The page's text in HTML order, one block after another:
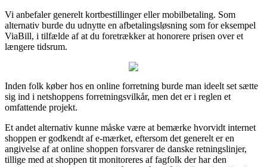
Vi anbefaler generelt kortbestillinger eller mobilbetaling. Som
alternativ burde du udnytte en afbetalingsløsning som for eksempel
ViaBill, i tilfælde af at du foretrækker at honorere prisen over et
længere tidsrum.
Inden folk køber hos en online forretning burde man ideelt set sætte
sig ind i netshoppens forretningsvilkår, men det er i reglen et
omfattende projekt.
Et andet alternativ kunne måske være at bemærke hvorvidt internet
shoppen er godkendt af e-mærket, eftersom det generelt er en
angivelse af at online shoppen forsvarer de danske retningslinjer,
tillige med at shoppen tit monitoreres af fagfolk der har den